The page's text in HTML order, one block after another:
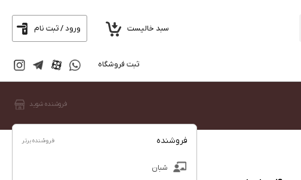
ورود / ثبت نام سبد خالیست
ثبت فروشگاه
فروشنده شوید
فروشنده فروشنده برتر
شبان